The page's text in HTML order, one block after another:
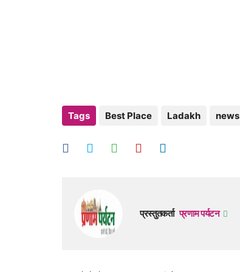
Tags Best Place Ladakh news
प्रस्तुतकर्ता प्रणाम पर्यटन